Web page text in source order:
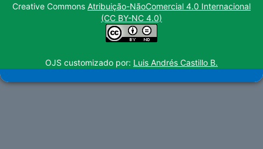
Creative Commons Atribuição-NãoComercial 4.0 Internacional
(CC BY-NC 4.0)
OJS customizado por: Luis Andrés Castillo B.